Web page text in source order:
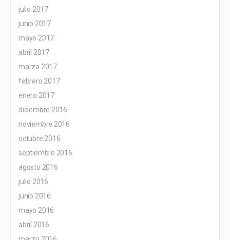
julio 2017
junio 2017
mayo 2017
abril 2017
marzo 2017
febrero 2017
enero 2017
diciembre 2016
noviembre 2016
octubre 2016
septiembre 2016
agosto 2016
julio 2016
junio 2016
mayo 2016
abril 2016